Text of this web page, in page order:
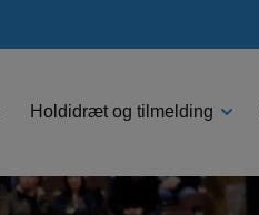
Holdidræt og tilmelding